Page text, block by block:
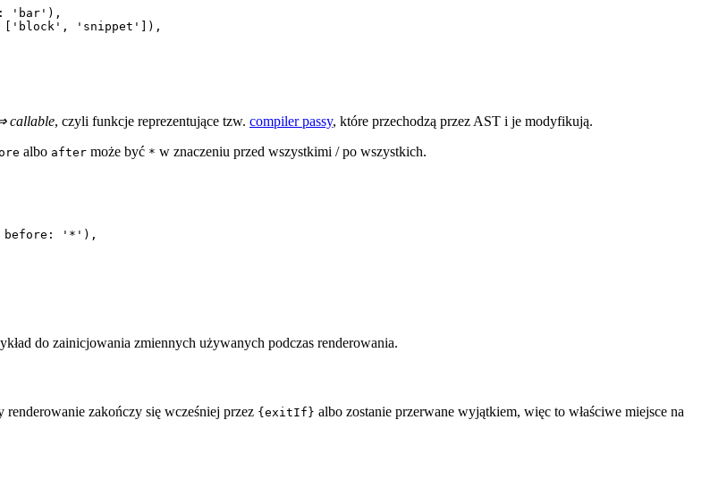
callable, czyli funkcje reprezentujące tzw. compiler passy, które przechodzą przez AST i je modyfikują.
albo after może być * w znaczeniu przed wszystkimi / po wszystkich.
do zainicjowania zmiennych używanych podczas renderowania.
zakończy się wcześniej przez {exitIf} albo zostanie przerwane wyjątkiem, więc to właściwe miejsce na